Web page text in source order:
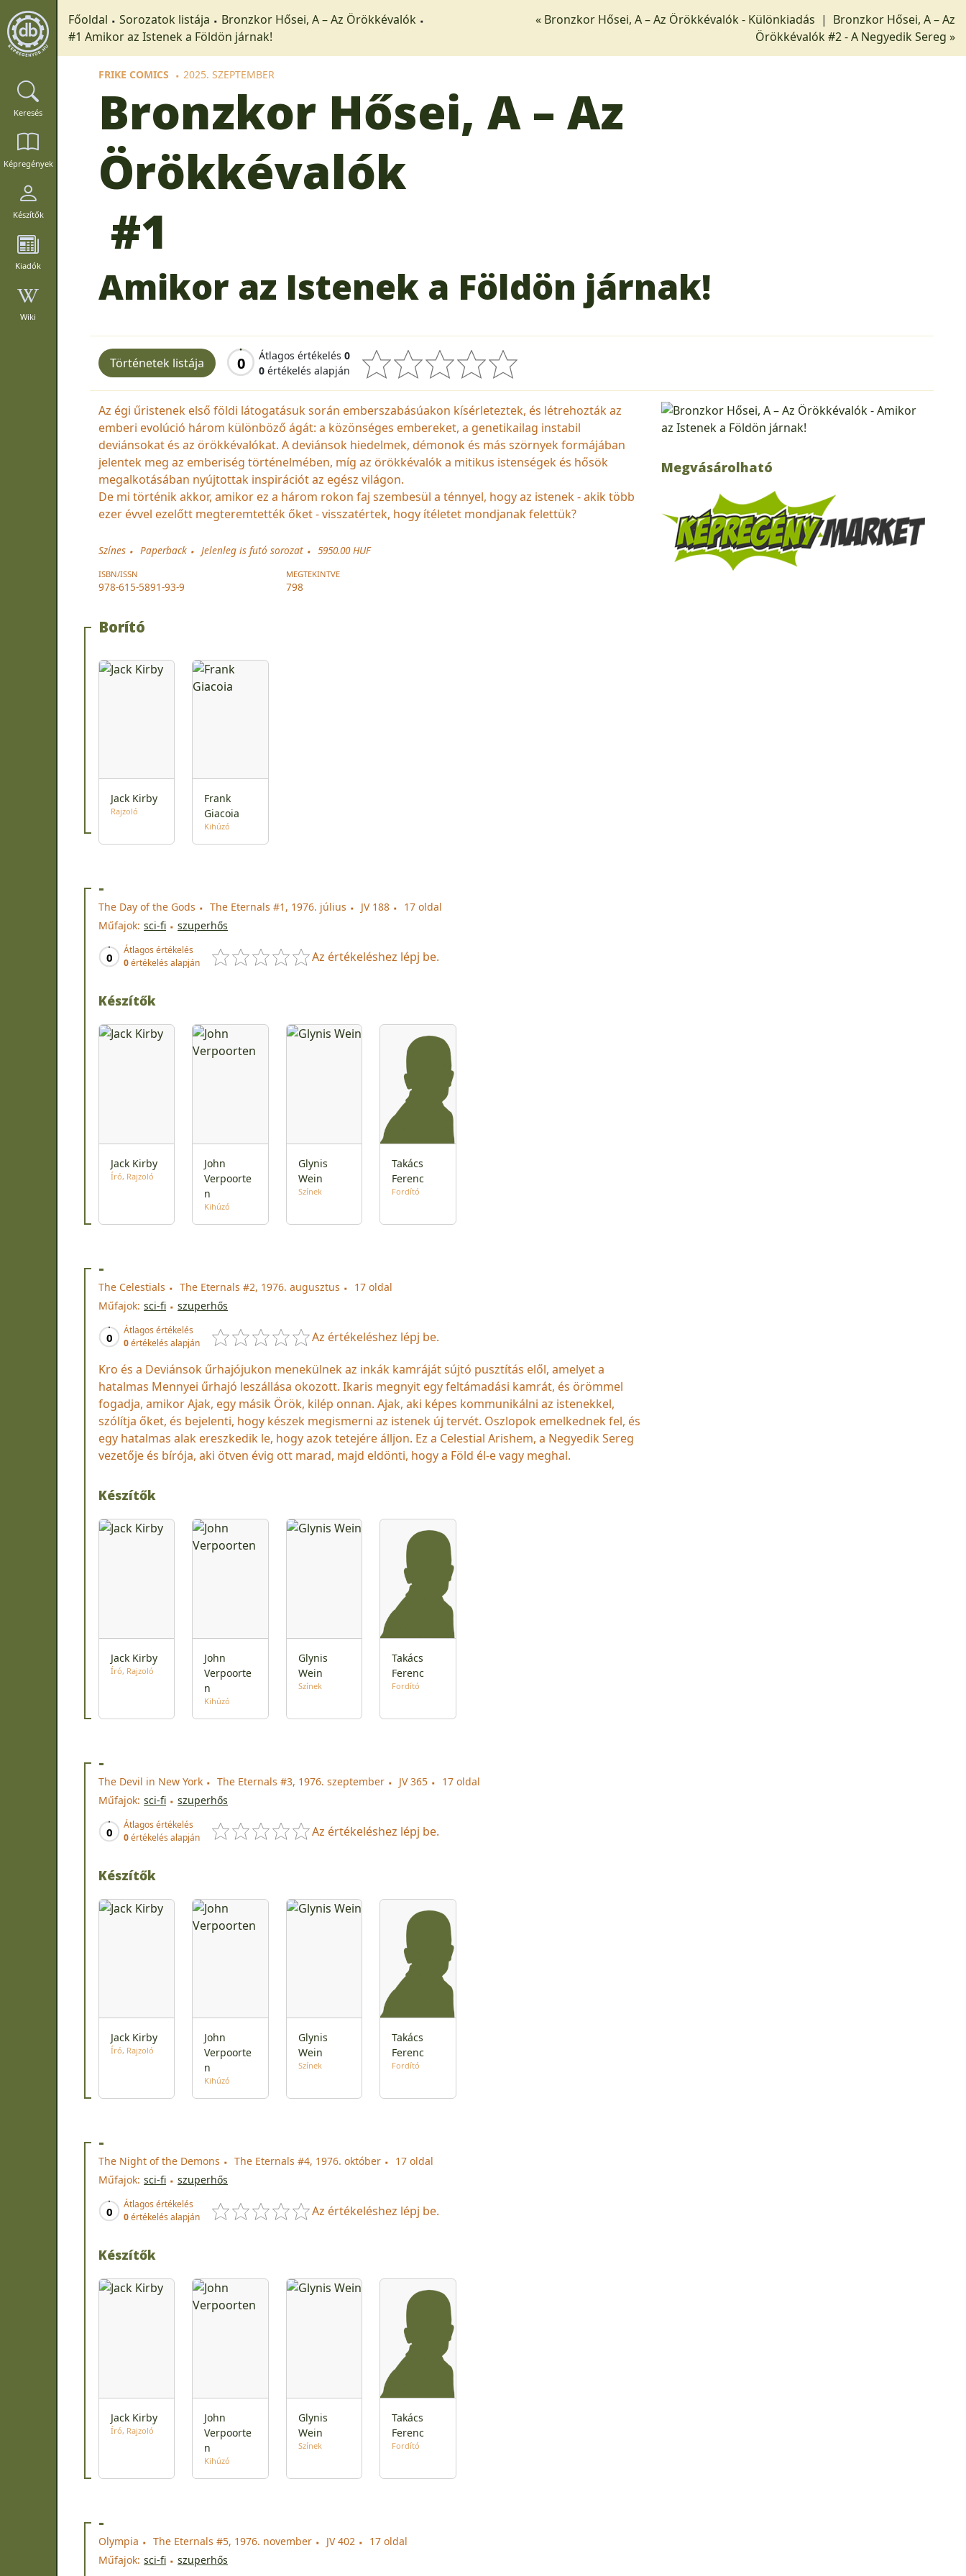
Keresés
Képregények
Készítők
Kiadók
Wiki
Főoldal Sorozatok listája
Bronzkor Hősei, A – Az Örökkévalók
#1 Amikor az Istenek a Földön járnak!
« Bronzkor Hősei, A – Az Örökkévalók - Különkiadás | Bronzkor Hősei, A – Az
Örökkévalók #2 - A Negyedik Sereg »
FRIKE COMICS 2025. SZEPTEMBER
Bronzkor Hősei, A – Az
Örökkévalók
#1
Amikor az Istenek a Földön járnak!
Történetek listája 0 Átlagos értékelés 0
0 értékelés alapján
Az égi űristenek első földi látogatásuk során emberszabásúakon kísérleteztek, és létrehozták az
emberi evolúció három különböző ágát: a közönséges embereket, a genetikailag instabil
deviánsokat és az örökkévalókat. A deviánsok hiedelmek, démonok és más szörnyek formájában
jelentek meg az emberiség történelmében, míg az örökkévalók a mitikus istenségek és hősök
megalkotásában nyújtottak inspirációt az egész világon.
De mi történik akkor, amikor ez a három rokon faj szembesül a ténnyel, hogy az istenek - akik több
ezer évvel ezelőtt megteremtették őket - visszatértek, hogy ítéletet mondjanak felettük?
Színes Paperback Jelenleg is futó sorozat 5950.00 HUF
ISBN/ISSN
978-615-5891-93-9
MEGTEKINTVE
798
Borító
Jack Kirby
Rajzoló
Frank
Giacoia
Kihúzó
-
The Day of the Gods The Eternals #1, 1976. július JV 188
17 oldal
Műfajok: sci-fi szuperhős
0
Átlagos értékelés
0értékelés alapján Az értékeléshez lépj be.
Készítők
Jack Kirby
Író Rajzoló
John
Verpoorte
n
Kihúzó
Glynis
Wein
Színek
Takács
Ferenc
Fordító
-
The Celestials The Eternals #2, 1976. augusztus
17 oldal
Műfajok: sci-fi szuperhős
0
Átlagos értékelés
0értékelés alapján Az értékeléshez lépj be.
Kro és a Deviánsok űrhajójukon menekülnek az inkák kamráját sújtó pusztítás elől, amelyet a
hatalmas Mennyei űrhajó leszállása okozott. Ikaris megnyit egy feltámadási kamrát, és örömmel
fogadja, amikor Ajak, egy másik Örök, kilép onnan. Ajak, aki képes kommunikálni az istenekkel,
szólítja őket, és bejelenti, hogy készek megismerni az istenek új tervét. Oszlopok emelkednek fel, és
egy hatalmas alak ereszkedik le, hogy azok tetejére álljon. Ez a Celestial Arishem, a Negyedik Sereg
vezetője és bírója, aki ötven évig ott marad, majd eldönti, hogy a Föld él-e vagy meghal.
Készítők
Jack Kirby
Író Rajzoló
John
Verpoorte
n
Kihúzó
Glynis
Wein
Színek
Takács
Ferenc
Fordító
-
The Devil in New York The Eternals #3, 1976. szeptember JV 365
17 oldal
Műfajok: sci-fi szuperhős
0
Átlagos értékelés
0értékelés alapján Az értékeléshez lépj be.
Készítők
Jack Kirby
Író Rajzoló
John
Verpoorte
n
Kihúzó
Glynis
Wein
Színek
Takács
Ferenc
Fordító
-
The Night of the Demons The Eternals #4, 1976. október
17 oldal
Műfajok: sci-fi szuperhős
0
Átlagos értékelés
0értékelés alapján Az értékeléshez lépj be.
Készítők
Jack Kirby
Író Rajzoló
John
Verpoorte
n
Kihúzó
Glynis
Wein
Színek
Takács
Ferenc
Fordító
-
Olympia The Eternals #5, 1976. november JV 402
17 oldal
Műfajok: sci-fi szuperhős
Megvásárolható